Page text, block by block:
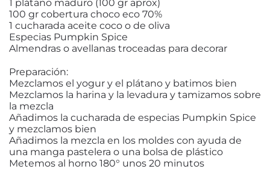
1 plátano maduro (100 gr aprox)
100 gr cobertura choco eco 70%
1 cucharada aceite coco o de oliva
Especias Pumpkin Spice
Almendras o avellanas troceadas para decorar
Preparación:
Mezclamos el yogur y el plátano y batimos bien
Mezclamos la harina y la levadura y tamizamos sobre
la mezcla
Añadimos la cucharada de especias Pumpkin Spice
y mezclamos bien
Añadimos la mezcla en los moldes con ayuda de
una manga pastelera o una bolsa de plástico
Metemos al horno 180° unos 20 minutos